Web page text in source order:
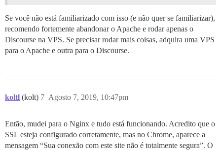
Se você não está familiarizado com isso (e não quer se familiarizar),
recomendo fortemente abandonar o Apache e rodar apenas o
Discourse na VPS. Se precisar rodar mais coisas, adquira uma VPS
para o Apache e outra para o Discourse.
koltl (kolt) Agosto 7, 2019, 10:47pm
7
Então, mudei para o Nginx e tudo está funcionando. Acredito que o
SSL esteja configurado corretamente, mas no Chrome, aparece a
mensagem “Sua conexão com este site não é totalmente segura”. O